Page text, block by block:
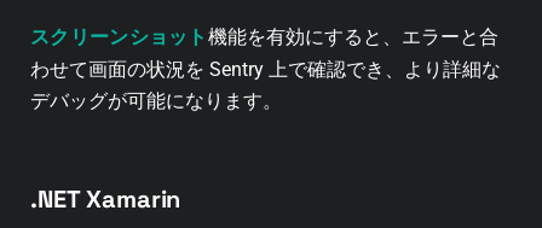
スクリーンショット 機能を有効にすると、エラーと合
わせて画面の状況を Sentry 上で確認でき、より詳細な
デバッグが可能になります。
.NET Xamarin